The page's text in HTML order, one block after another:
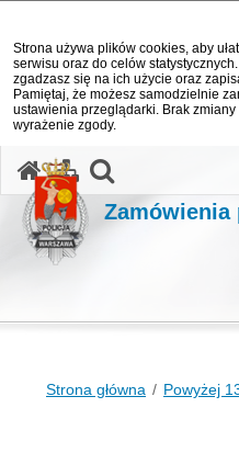
Strona używa plików cookies, aby
serwisu oraz do celów
zgadzasz się na ich użycie oraz
Pamiętaj, że możesz samodzielnie
ustawienia przeglądarki. Brak
wyrażenie zgody.
Zamówienia
Strona główna Powyżej